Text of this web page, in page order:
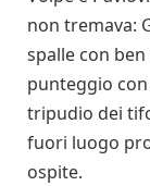
non tremava:
spalle con
punteggio
tripudio dei
fuori luogo
ospite.